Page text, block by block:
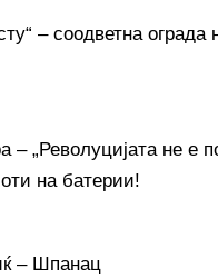
– соодветна
– „Револуцијата не е
на батерии!
– Шпанац